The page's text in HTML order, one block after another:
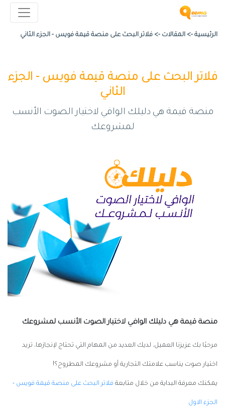
الرئيسية -> المقالات -> فلاتر البحث على منصة قيمة فويس - الجزء الثاني
فلاتر البحث على منصة قيمة فويس - الجزء
الثاني
منصة قيمة هي دليلك الوافي لاختيار الصوت الأنسب
لمشروعك
منصة قيمة هي دليلك الوافي لاختيار الصوت الأنسب لمشروعك
مرحبًا بك عزيزنا العميل، لديك العديد من المهام التي تحتاج لإنجازها، تريد
اختيار صوت يناسب علامتك التجارية أو مشروعك المطروح؟!
يمكنك معرفة البداية من خلال متابعة فلاتر البحث على منصة قيمة فويس -
الجزء الاول